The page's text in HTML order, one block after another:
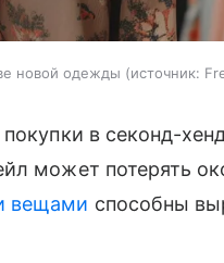
новой одежды источник:
в секонд-
может потерять
вещами способны